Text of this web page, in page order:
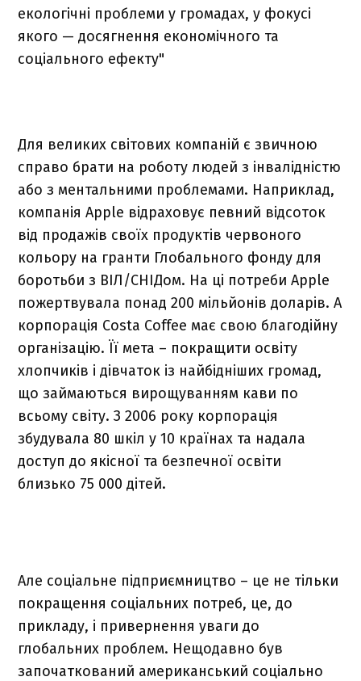
екологічні проблеми у громадах, у фокусі
якого — досягнення економічного та
соціального ефекту"
Для великих світових компаній є звичною
справо брати на роботу людей з інвалідністю
або з ментальними проблемами. Наприклад,
компанія Apple відраховує певний відсоток
від продажів своїх продуктів червоного
кольору на гранти Глобального фонду для
боротьби з ВІЛ/СНІДом. На ці потреби Apple
пожертвувала понад 200 мільйонів доларів. А
корпорація Costa Coffee має свою благодійну
організацію. Її мета – покращити освіту
хлопчиків і дівчаток із найбідніших громад,
що займаються вирощуванням кави по
всьому світу. З 2006 року корпорація
збудувала 80 шкіл у 10 країнах та надала
доступ до якісної та безпечної освіти
близько 75 000 дітей.
Але соціальне підприємництво – це не тільки
покращення соціальних потреб, це, до
прикладу, і привернення уваги до
глобальних проблем. Нещодавно був
започаткований американський соціально